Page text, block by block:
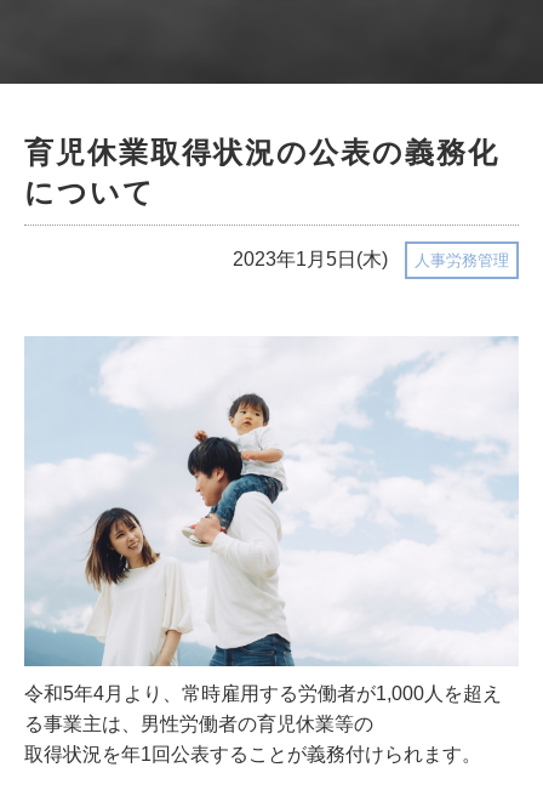
育児休業取得状況の公表の義務化
について
2023年1月5日(木) 人事労務管理
令和5年4月より、常時雇用する労働者が1,000人を超え
る事業主は、男性労働者の育児休業等の
取得状況を年1回公表することが義務付けられます。